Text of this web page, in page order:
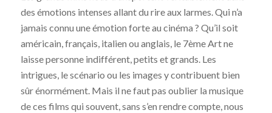
des émotions intenses allant du rire aux larmes. Qui n’a
jamais connu une émotion forte au cinéma ? Qu’il soit
américain, français, italien ou anglais, le 7ème Art ne
laisse personne indifférent, petits et grands. Les
intrigues, le scénario ou les images y contribuent bien
sûr énormément. Mais il ne faut pas oublier la musique
de ces films qui souvent, sans s’en rendre compte, nous